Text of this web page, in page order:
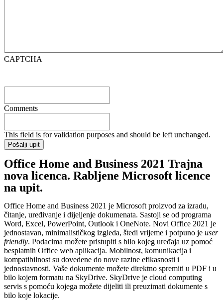
CAPTCHA
Comments
This field is for validation purposes and should be left unchanged.
Office Home and Business 2021 Trajna
nova licenca. Rabljene Microsoft licence
na upit.
Office Home and Business 2021 je Microsoft proizvod za izradu,
čitanje, uređivanje i dijeljenje dokumenata. Sastoji se od programa
Word, Excel, PowerPoint, Outlook i OneNote. Novi Office 2021 je
jednostavan, minimalističkog izgleda, štedi vrijeme i potpuno je user
friendly. Podacima možete pristupiti s bilo kojeg uređaja uz pomoć
besplatnih Office web aplikacija. Mobilnost, komunikacija i
kompatibilnost su dovedene do nove razine efikasnosti i
jednostavnosti. Vaše dokumente možete direktno spremiti u PDF i u
bilo kojem formatu na SkyDrive. SkyDrive je cloud computing
servis s pomoću kojega možete dijeliti ili preuzimati dokumente s
bilo koje lokacije.